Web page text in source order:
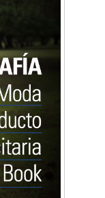
más:
aprender y